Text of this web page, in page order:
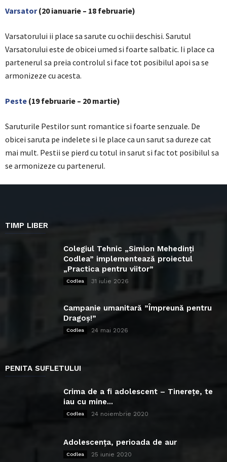
Varsator(20 ianuarie – 18 februarie)
Varsatorului ii place sa sarute cu ochii deschisi. Sarutul
Varsatorului este de obicei umed si foarte salbatic. Ii place ca
partenerul sa preia controlul si face tot posibilul apoi sa se
armonizeze cu acesta.
Peste (19 februarie – 20 martie)
Saruturile Pestilor sunt romantice si foarte senzuale. De
obicei saruta pe indelete si le place ca un sarut sa dureze cat
mai mult. Pestii se pierd cu totul in sarut si fac tot posibilul sa
se armonizeze cu partenerul.
TIMP LIBER
Colegiul Tehnic „Simion Mehedinți
Codlea” implementează proiectul
„Practica pentru viitor”
Codlea 31 iulie 2026
Campanie umanitară ”Împreună pentru
Dragoș!”
Codlea 24 mai 2026
PENITA SUFLETULUI
Crima de a fi adolescent – Tinerețe, te
iau cu mine...
Codlea 24 noiembrie 2020
Adolescența, perioada de aur
Codlea 25 iunie 2020